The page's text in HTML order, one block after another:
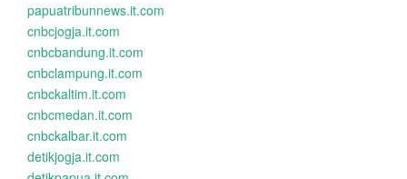
papuatribunnews.it.com
cnbcjogja.it.com
cnbcbandung.it.com
cnbclampung.it.com
cnbckaltim.it.com
cnbcmedan.it.com
cnbckalbar.it.com
detikjogja.it.com